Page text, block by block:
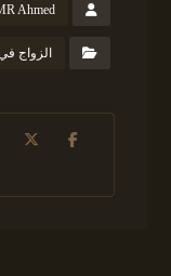
Ahmed
الزواج